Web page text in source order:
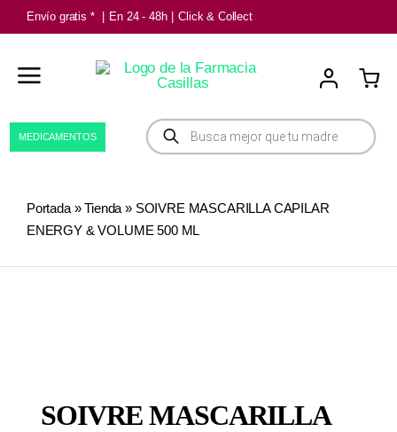
Saltar
al
contenido
Envío gratis * En 24 - 48h Click & Collect
Búsqueda
de
productos
MEDICAMENTOS
Portada»Tienda » SOIVRE MASCARILLA CAPILAR
ENERGY & VOLUME 500 ML
SOIVRE MASCARILLA